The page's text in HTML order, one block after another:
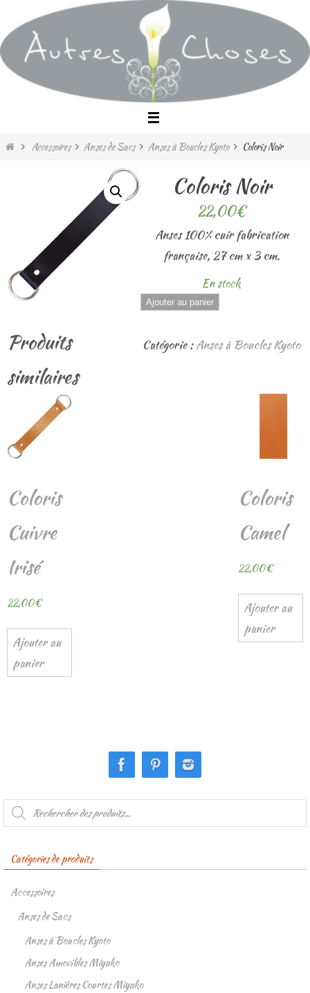
vers
le
contenu
HomeAccessoires Anses de Sacs Anses à Boucles Kyoto Coloris Noir
Coloris Noir
22,00€
Anses 100% cuir fabrication
française, 27 cm x 3 cm.
En stock
quantité
Coloris
Ajouter au panier
Catégorie :Anses à Boucles Kyoto
Produits
similaires
Coloris
Cuivre
Irisé
22,00€
Ajouter au
panier
Coloris
Camel
22,00€
Ajouter au
panier
Recherche
produits
Catégories de produits
Accessoires
Anses de Sacs
Anses à Boucles Kyoto
Anses Amovibles Miyako
Anses Lanières Courtes Miyako